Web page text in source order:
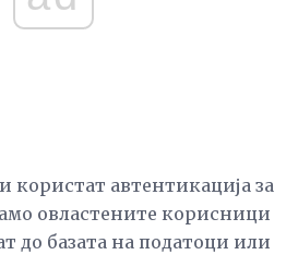
користат автентикација за
овластените корисници
до базата на податоци или